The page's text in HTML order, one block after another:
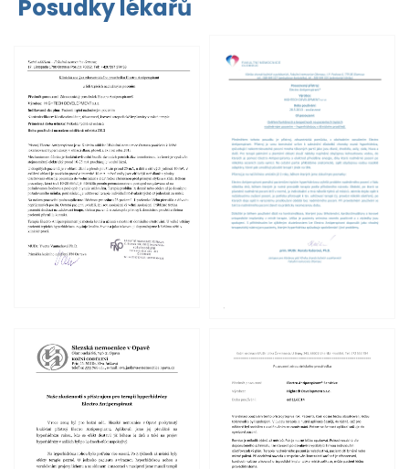
Posudky lékařů